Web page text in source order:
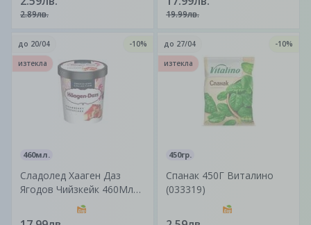
2.89лв. 19.99лв.
460мл.
Сладолед Хааген Даз
Ягодов Чийзкейк 460Мл
до 20/04
-10%
изтекла
450гр.
Спанак 450Г Виталино
(033319)
до 27/04
-10%
изтекла